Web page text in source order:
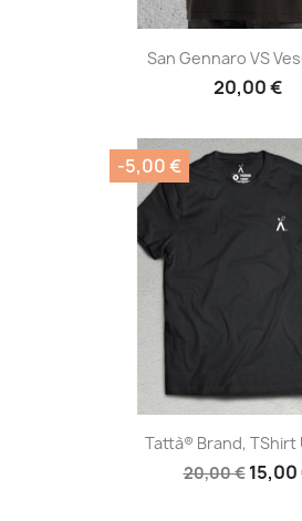
San Gennaro VS
20,00 €
Tattà® Brand, TShirt
20,00 € 15,00
-5,00 €